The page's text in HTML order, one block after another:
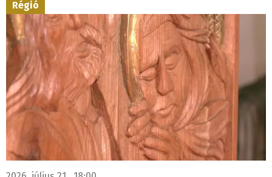
Régió